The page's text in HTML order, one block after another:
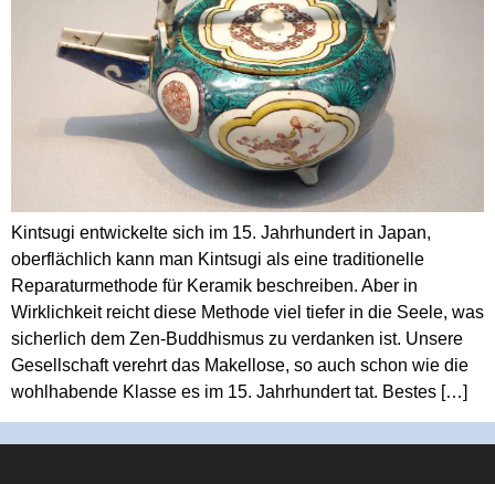
Kintsugi entwickelte sich im 15. Jahrhundert in Japan,
oberflächlich kann man Kintsugi als eine traditionelle
Reparaturmethode für Keramik beschreiben. Aber in
Wirklichkeit reicht diese Methode viel tiefer in die Seele, was
sicherlich dem Zen-Buddhismus zu verdanken ist. Unsere
Gesellschaft verehrt das Makellose, so auch schon wie die
wohlhabende Klasse es im 15. Jahrhundert tat. Bestes […]